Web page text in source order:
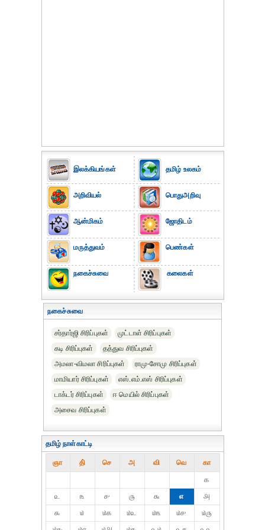
இலக்கியங்கள்
அறிவியல்
ஆன்மிகம்
மருத்துவம்
நகைச்சுவை
தமிழ் உலகம்
பொதுஅறிவு
ஜோதிடம்
பெண்கள்
கலைகள்
நகைச்சுவை
சர்தார்ஜி சிரிப்புகள்
முட்டாள் சிரிப்புகள்
கடி சிரிப்புகள்
தத்துவ சிரிப்புகள்
அமலா-விமலா சிரிப்புகள்
ராமு-சோமு சிரிப்புகள்
மாமியார் சிரிப்புகள்
எஸ்.எம்.எஸ் சிரிப்புகள்
டாக்டர் சிரிப்புகள்
ஈ மெயில் சிரிப்புகள்
அசைவ சிரிப்புகள்
தமிழ் நாள்காட்டி
ஞா தி் செ அ வி வெ கா
௧
௨
௩ ௪ ௫ ௬ ௭
௮
௯
௰ ௰௧ ௰௨ ௰௩ ௰௪
௰௫